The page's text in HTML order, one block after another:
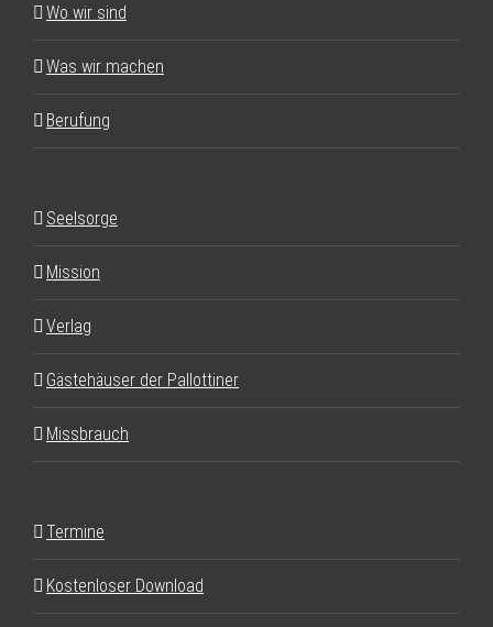
Wo wir sind
Was wir machen
Berufung
Seelsorge
Mission
Verlag
Gästehäuser der Pallottiner
Missbrauch
Termine
Kostenloser Download